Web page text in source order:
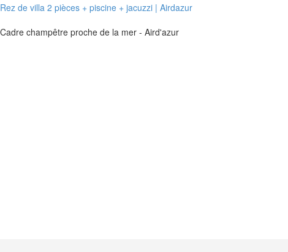
Rez de villa 2 pièces + piscine + jacuzzi | Airdazur
Cadre champêtre proche de la mer - Aird'azur